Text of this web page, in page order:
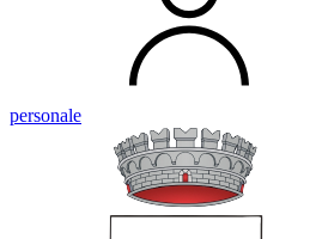
personale